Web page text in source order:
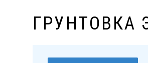
ГРУНТОВКА